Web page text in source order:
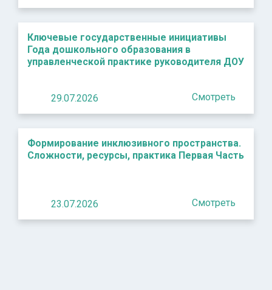
Ключевые государственные инициативы
Года дошкольного образования в
управленческой практике руководителя ДОУ
29.07.2026 Смотреть
Формирование инклюзивного пространства.
Сложности, ресурсы, практика Первая Часть
23.07.2026 Смотреть